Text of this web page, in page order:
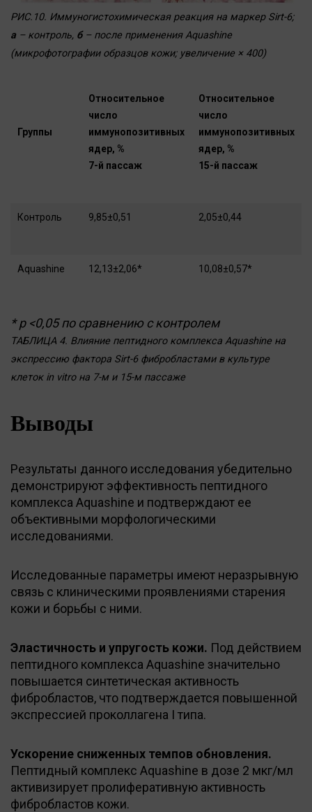
РИС.10. Иммуногистохимическая реакция на маркер Sirt-6;
а – контроль, б– после применения Aquashine
(микрофотографии образцов кожи; увеличение × 400)
Группы
Относительное
число
иммунопозитивных
ядер, %
7-й пассаж
Относительное
число
иммунопозитивных
ядер, %
15-й пассаж
Контроль 9,85±0,51 2,05±0,44
Aquashine 12,13±2,06* 10,08±0,57*
* р <0,05 по сравнению с контролем
ТАБЛИЦА 4. Влияние пептидного комплекса Aquashine на
экспрессию фактора Sirt-6 фибробластами в культуре
клеток in vitro на 7-м и 15-м пассаже
Выводы
Результаты данного исследования убедительно
демонстрируют эффективность пептидного
комплекса Aquashine и подтверждают ее
объективными морфологическими
исследованиями.
Исследованные параметры имеют неразрывную
связь с клиническими проявлениями старения
кожи и борьбы с ними.
Эластичность и упругость кожи. Под действием
пептидного комплекса Aquashine значительно
повышается синтетическая активность
фибробластов, что подтверждается повышенной
экспрессией проколлагена I типа.
Ускорение сниженных темпов обновления.
Пептидный комплекс Aquashine в дозе 2 мкг/мл
активизирует пролиферативную активность
фибробластов кожи.